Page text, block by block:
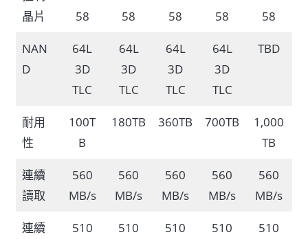
晶片
58
58
58
58
58
NAN
D
64L
3D
TLC
64L
3D
TLC
64L
3D
TLC
64L
3D
TLC
TBD
耐用
性
100T
B
180TB 360TB 700TB
1,000
TB
連續
讀取
560
MB/s
560
MB/s
560
MB/s
560
MB/s
560
MB/s
連續
510
510
510
510
510